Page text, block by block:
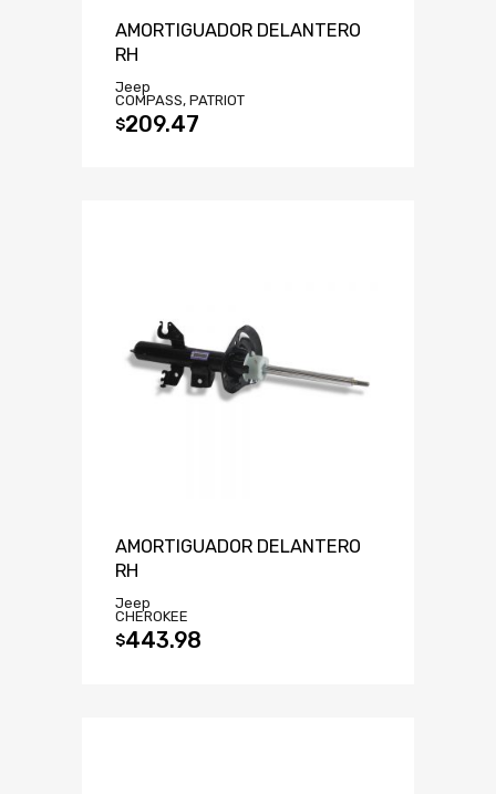
AMORTIGUADOR DELANTERO
RH
Jeep
COMPASS, PATRIOT
$209.47
AMORTIGUADOR DELANTERO
RH
Jeep
CHEROKEE
$443.98